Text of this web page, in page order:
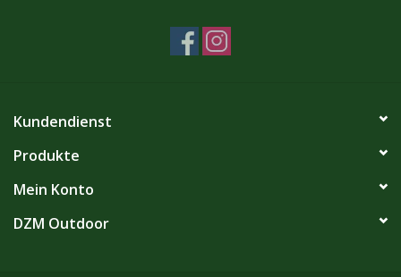
Kundendienst
Produkte
Mein Konto
DZM Outdoor